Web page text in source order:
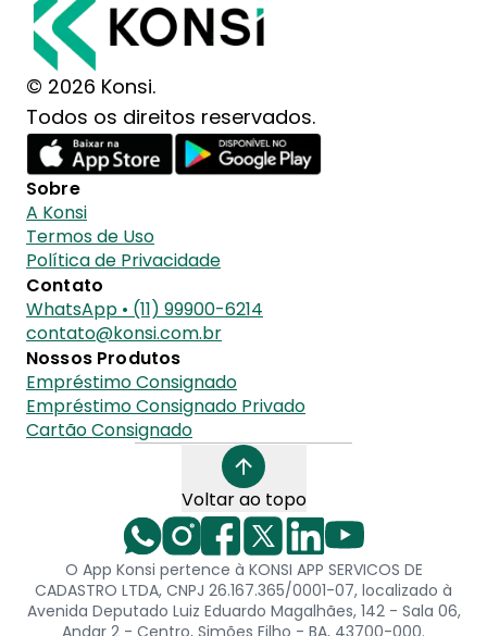
© 2026 Konsi.
Todos os direitos reservados.
Sobre
A Konsi
Termos de Uso
Política de Privacidade
Contato
WhatsApp • (11) 99900-6214
contato@konsi.com.br
Nossos Produtos
Empréstimo Consignado
Empréstimo Consignado Privado
Cartão Consignado
Voltar ao topo
O App Konsi pertence à KONSI APP SERVICOS DE
CADASTRO LTDA, CNPJ 26.167.365/0001-07, localizado à
Avenida Deputado Luiz Eduardo Magalhães, 142 - Sala 06,
Andar 2 - Centro, Simões Filho - BA, 43700-000.